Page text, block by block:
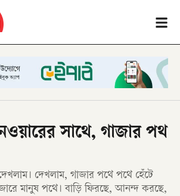
সাথে, গাজার পথ
দেখলাম, গাজার পথে পথে হেঁটে
মানুষ পথে। বাড়ি ফিরছে, আনন্দ করছে,